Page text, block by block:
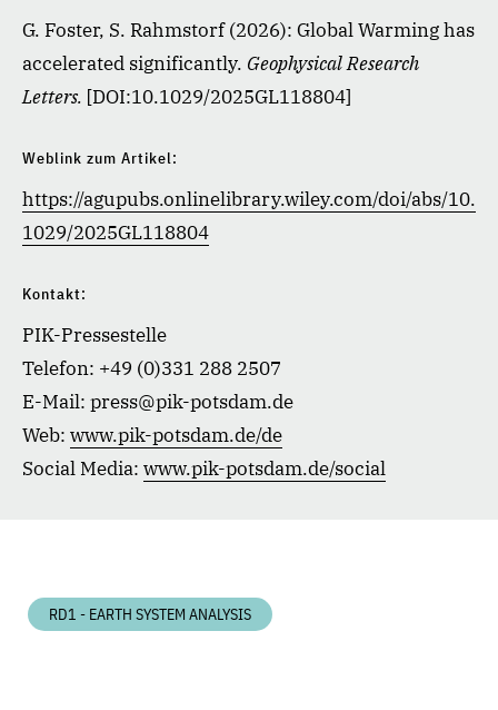
G. Foster, S. Rahmstorf (2026): Global Warming has
accelerated significantly. Geophysical Research
Letters. [DOI:10.1029/2025GL118804]
Weblink zum Artikel:
https://agupubs.onlinelibrary.wiley.com/doi/abs/10.
1029/2025GL118804
Kontakt:
PIK-Pressestelle
Telefon: +49 (0)331 288 2507
E-Mail: press@pik-potsdam.de
Web: www.pik-potsdam.de/de
Social Media: www.pik-potsdam.de/social
RD1 - EARTH SYSTEM ANALYSIS